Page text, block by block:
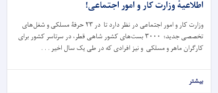
اطلاعیهٔ وزارت کار و امور اجتماعی!
وزارت کار و امور اجتماعی در نظر دارد تا در ۲۳ حرفۀ مسلکی و شغل‌های
تخصصی جدید؛ ۳۰۰۰ بست‌های کشور شاهی قطر، در سرتاسر کشور برای
کارگران ماهر و مسلکی و نیز افرادی که در طی یک سال اخیر . . .
بیشتر